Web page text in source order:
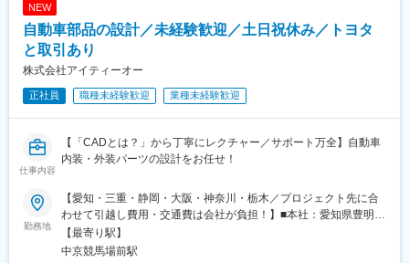
就業先は自動車・半導体・精密機器などの大手メーカー。最新技
術に関わる現場をバックオフィスから支える役割です。
＜教育・サポート体制＞
入社後は研修・OJTを通じて基礎から習得可能。未経験スタート
の先輩も多数活躍中です。さらに、月1回の営業担当との面談や定
て働ける環境です。
可能。長期的なキャリア形成を支援します。
※配属は希望を考慮し決定
※キャリア形成の一環として転勤の可能性あり（事前相談のうえ決
定）
NEW
自動車部品の設計／未経験歓迎／土日祝休み／トヨタ
と取引あり
株式会社アイティーオー
正社員 職種未経験歓迎 業種未経験歓迎
仕事内容
【「CADとは？」から丁寧にレクチャー／サポート万全】自動車
内装・外装パーツの設計をお任せ！
勤務地
【愛知・三重・静岡・大阪・神奈川・栃木／プロジェクト先に合
わせて引越し費用・交通費は会社が負担！】■本社：愛知県豊明市
栄町西大根30-21＜ プロジェクト先 ＞愛知：三河エリアを中心に
6ヶ所三重：鈴鹿市静岡：浜松市、富士宮市大阪：池田市神奈川：
【最寄り駅】
中京競馬場前駅